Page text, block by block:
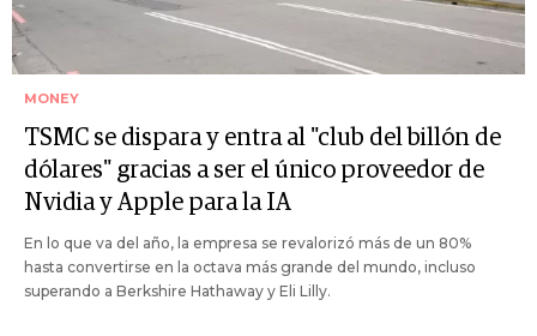
MONEY
TSMC se dispara y entra al "club del billón de
dólares" gracias a ser el único proveedor de
Nvidia y Apple para la IA
En lo que va del año, la empresa se revalorizó más de un 80%
hasta convertirse en la octava más grande del mundo, incluso
superando a Berkshire Hathaway y Eli Lilly.